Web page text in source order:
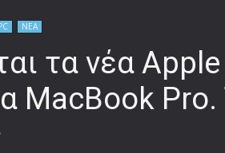
ΝΕΑ
τα νέα
MacBook Pro.